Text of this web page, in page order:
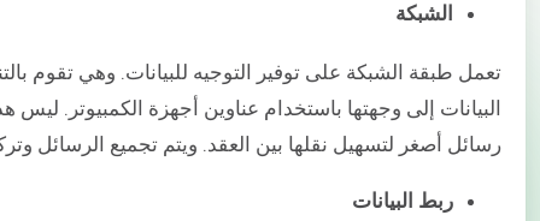
الشبكة
تعمل طبقة الشبكة على توفير التوجيه للبيانات. وهي تقوم
البيانات إلى وجهتها باستخدام عناوين أجهزة الكمبيوتر.
رسائل أصغر لتسهيل نقلها بين العقد. ويتم تجميع الرسائل
ربط البيانات